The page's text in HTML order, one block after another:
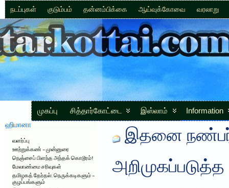
நடப்புகள் குடும்பம் தன்னம்பிக்கை ஆய்வுக்கோவை வரலாறு
முகப்பு சித்தார்கோட்டை இஸ்லாம் Information
ஹிமானா
வளர்ப்பு
ஊற்றுக்கண் – முன்னுரை
நெஞ்சைப் பிளந்த அந்தக் கொடூரம்!
மேலாண்மை சரிவுகள்
தமிழகத் தேர்தல்: நெருக்கடிகளும் –
குழப்பங்களும்
இதனை
அறிமுகப்படுத்த